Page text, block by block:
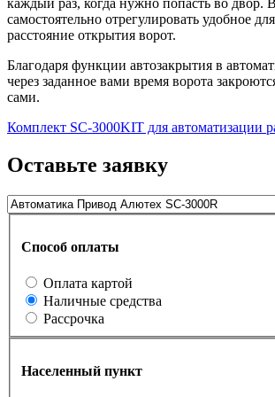
каждый раз, когда нужно попасть во двор.
самостоятельно отрегулировать удобное
расстояние открытия ворот.
Благодаря функции автозакрытия в
через заданное вами время ворота
сами.
Комплект SC-3000KIT для автоматизации
Оставьте заявку
Способ оплаты
Оплата картой
Наличные средства
Рассрочка
Населенный пункт